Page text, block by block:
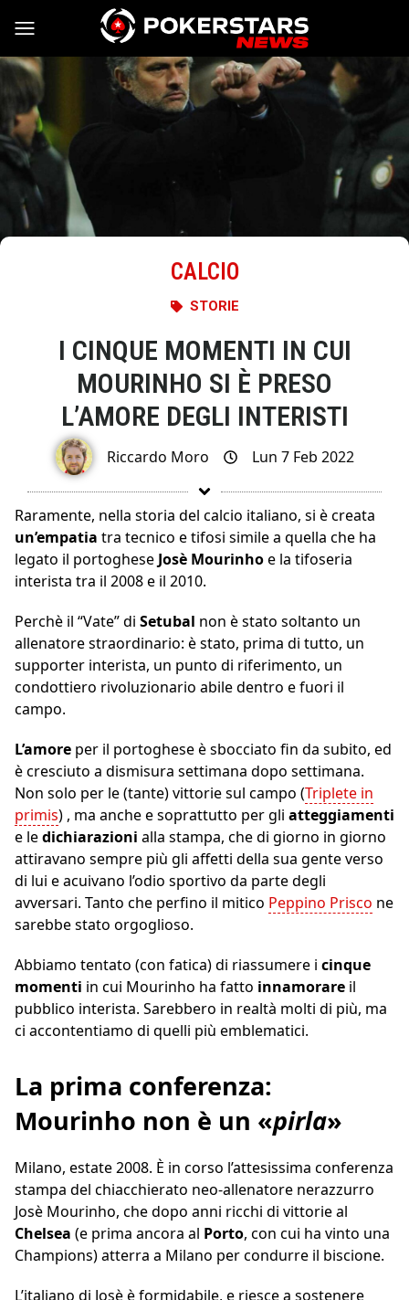
Vai al contenuto
CALCIO
STORIE
I CINQUE MOMENTI IN CUI
MOURINHO SI È PRESO
L’AMORE DEGLI INTERISTI
Riccardo Moro Lun 7 Feb 2022
Raramente, nella storia del calcio italiano, si è creata
un’empatia tra tecnico e tifosi simile a quella che ha
legato il portogheseJosè Mourinhoe la tifoseria
interista tra il 2008 e il 2010.
Perchè il “Vate” di Setubal non è stato soltanto un
allenatore straordinario: è stato, prima di tutto, un
supporter interista, un punto di riferimento, un
condottiero rivoluzionario abile dentro e fuori il
campo.
L’amore per il portoghese è sbocciato fin da subito, ed
è cresciuto a dismisura settimana dopo settimana.
Non solo per le (tante) vittorie sul campo (Triplete in
primis) , ma anche e soprattutto per gli atteggiamenti
e ledichiarazioni alla stampa, che di giorno in giorno
attiravano sempre più gli affetti della sua gente verso
di lui e acuivano l’odio sportivo da parte degli
avversari. Tanto che perfino il mitico Peppino Prisco ne
sarebbe stato orgoglioso.
Abbiamo tentato (con fatica) di riassumere i cinque
momenti in cui Mourinho ha fatto innamorare il
pubblico interista. Sarebbero in realtà molti di più, ma
ci accontentiamo di quelli più emblematici.
La prima conferenza:
Mourinho non è un «pirla»
Milano, estate 2008. È in corso l’attesissima conferenza
stampa del chiacchierato neo-allenatore nerazzurro
Josè Mourinho, che dopo anni ricchi di vittorie al
Chelsea (e prima ancora al Porto, con cui ha vinto una
Champions) atterra a Milano per condurre il biscione.
L’italiano di Josè è formidabile, e riesce a sostenere